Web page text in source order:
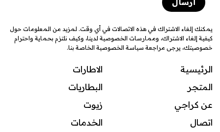
يمكنك إلغاء الاشتراك في هذه الاتصالات في أي وقت. لمزيد من المعلومات حول
كيفية إلغاء الاشتراك، وممارسات الخصوصية لدينا، وكيف نلتزم بحماية واحترام
خصوصيتك، يرجى مراجعة سياسة الخصوصية الخاصة بنا.
الرئيسية
المتجر
عن كراجي
اتصال
الاطارات
البطاريات
زيوت
الخدمات